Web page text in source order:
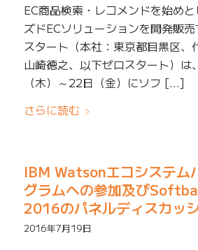
EC商品検索・レコメンドを始め
ズドECソリューションを開発販
スタート（本社：東京都目黒区、
山崎徳之、以下ゼロスタート）
（木）～22日（金）にソフ […]
さらに読む
IBM Watsonエコシステム
グラムへの参加及び
2016のパネルディスカッ
2016年7月19日